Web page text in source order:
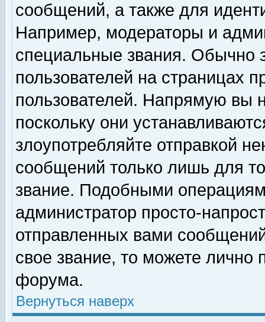
сообщений, а также для
Например, модераторы и
специальные звания. Обычно
пользователей на страницах
пользователей. Напрямую вы
поскольку они
злоупотребляйте отправкой
сообщений только лишь для
звание. Подобными
администратор просто-
отправленных вами
свое звание, то можете лично
форума.
Вернуться наверх